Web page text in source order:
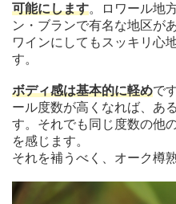
可能にします。ロワール地
ン・ブランで有名な地区が
ワインにしてもスッキリ心
す。
ボディ感は基本的に軽めで
ール度数が高くなれば、あ
す。それでも同じ度数の他
を感じます。
それを補うべく、オーク樽